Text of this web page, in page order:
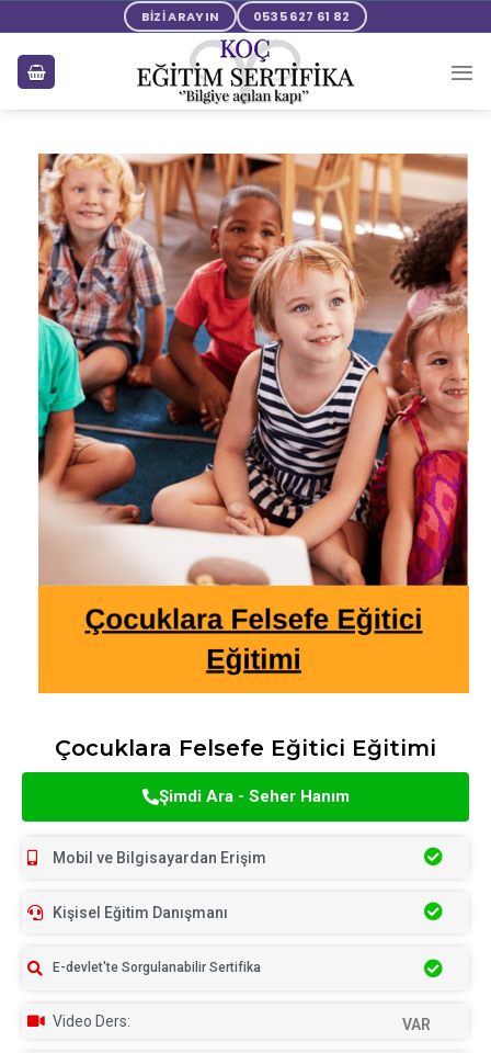
BİZİ ARAYIN 0535 627 61 82
Çocuklara Felsefe Eğitici Eğitimi
Şimdi Ara - Seher Hanım
Mobil ve Bilgisayardan Erişim
Kişisel Eğitim Danışmanı
E-devlet'te Sorgulanabilir Sertifika
Video Ders: VAR